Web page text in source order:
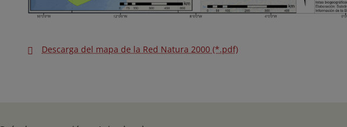
Descarga del mapa de la Red Natura 2000 (*.pdf)